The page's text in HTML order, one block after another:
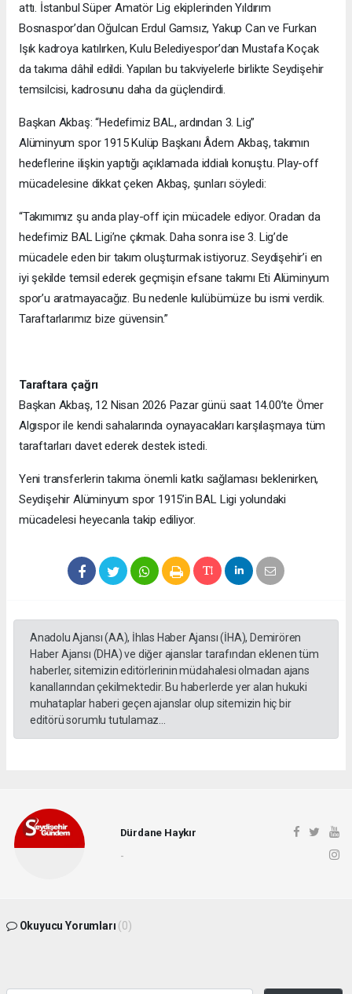
attı. İstanbul Süper Amatör Lig ekiplerinden Yıldırım
Bosnaspor’dan Oğulcan Erdul Gamsız, Yakup Can ve Furkan
Işık kadroya katılırken, Kulu Belediyespor’dan Mustafa Koçak
da takıma dâhil edildi. Yapılan bu takviyelerle birlikte Seydişehir
temsilcisi, kadrosunu daha da güçlendirdi.
Başkan Akbaş: “Hedefimiz BAL, ardından 3. Lig”
Alüminyum spor 1915 Kulüp Başkanı Âdem Akbaş, takımın
hedeflerine ilişkin yaptığı açıklamada iddialı konuştu. Play-off
mücadelesine dikkat çeken Akbaş, şunları söyledi:
“Takımımız şu anda play-off için mücadele ediyor. Oradan da
hedefimiz BAL Ligi’ne çıkmak. Daha sonra ise 3. Lig’de
mücadele eden bir takım oluşturmak istiyoruz. Seydişehir’i en
iyi şekilde temsil ederek geçmişin efsane takımı Eti Alüminyum
spor’u aratmayacağız. Bu nedenle kulübümüze bu ismi verdik.
Taraftarlarımız bize güvensin.”
Taraftara çağrı
Başkan Akbaş, 12 Nisan 2026 Pazar günü saat 14.00’te Ömer
Algıspor ile kendi sahalarında oynayacakları karşılaşmaya tüm
taraftarları davet ederek destek istedi.
Yeni transferlerin takıma önemli katkı sağlaması beklenirken,
Seydişehir Alüminyum spor 1915’in BAL Ligi yolundaki
mücadelesi heyecanla takip ediliyor.
Anadolu Ajansı (AA), İhlas Haber Ajansı (İHA), Demirören
Haber Ajansı (DHA) ve diğer ajanslar tarafından eklenen tüm
haberler, sitemizin editörlerinin müdahalesi olmadan ajans
kanallarından çekilmektedir. Bu haberlerde yer alan hukuki
muhataplar haberi geçen ajanslar olup sitemizin hiç bir
editörü sorumlu tutulamaz...
Dürdane Haykır
-
Okuyucu Yorumları (0)